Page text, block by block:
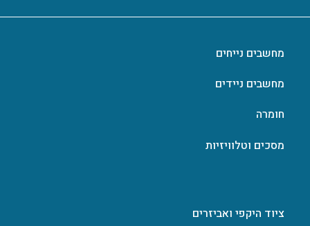
מחשבים נייחים
מחשבים ניידים
חומרה
מסכים וטלוויזיות
ציוד היקפי ואביזרים